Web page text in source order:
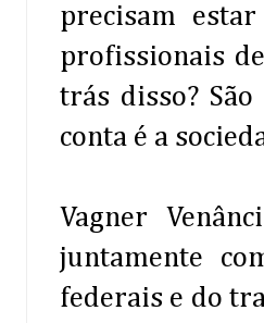
precisam
profissionais
trás disso?
conta é a
Vagner
juntamente
federais e do